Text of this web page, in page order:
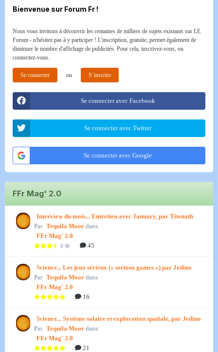
Bienvenue sur Forum Fr !
Nous vous invitons à découvrir les centaines de milliers de sujets existants sur LE
Forum - n'hésitez pas à y participer ! L'inscription, gratuite, permet également de
diminuer le nombre d'affichage de publicités. Pour cela, inscrivez-vous, ou
connectez-vous.
Se connecter ou S’inscrire
Se connecter avec Facebook
Se connecter avec Twitter
Se connecter avec Google
FFr Mag' 2.0
Interview du mois... Entretien avec January, par Titenath
Par Tequila Moor dans
FFr Mag' 2.0
45
Science... Les jeux sérieux (« serious games ») par Jedino
Par Tequila Moor dans
FFr Mag' 2.0
16
Science... Système solaire et exploration spatiale, par Jedino
Par Tequila Moor dans
FFr Mag' 2.0
21